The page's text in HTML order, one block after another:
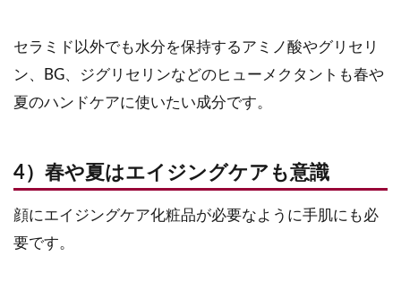
セラミド以外でも水分を保持するアミノ酸やグリセリ
ン、BG、ジグリセリンなどのヒューメクタントも春や
夏のハンドケアに使いたい成分です。
4）春や夏はエイジングケアも意識
顔にエイジングケア化粧品が必要なように手肌にも必
要です。